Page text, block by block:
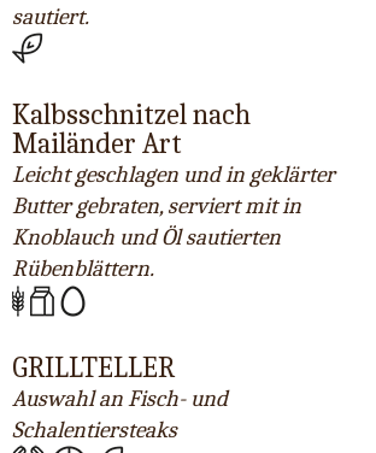
sautiert.
Kalbsschnitzel nach
Mailänder Art
Leicht geschlagen und in geklärter
Butter gebraten, serviert mit in
Knoblauch und Öl sautierten
Rübenblättern.
GRILLTELLER
Auswahl an Fisch- und
Schalentiersteaks